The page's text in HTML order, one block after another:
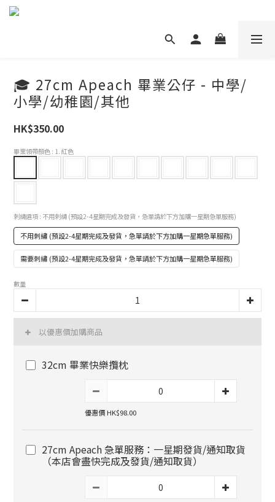
🎓 27cm Apeach 畢業公仔 - 中學/
小學/幼稚園/其他
HK$350.00
畢業領帶顏色 : 1. 紅色
刺繡選項 : 不用刺繡 (預設2-4星期完成及發貨，急單請於下方加購一星期急單服務)
不用刺繡 (預設2-4星期完成及發貨，急單請於下方加購一星期急單服務)
需要刺繡 (預設2-4星期完成及發貨，急單請於下方加購一星期急單服務)
數量
以優惠價加購商品
32cm 畢業快樂攬枕
優惠價 HK$98.00
27cm Apeach 急單服務：一星期發貨/通知取貨
（本店會盡快完成及發貨/通知取貨）